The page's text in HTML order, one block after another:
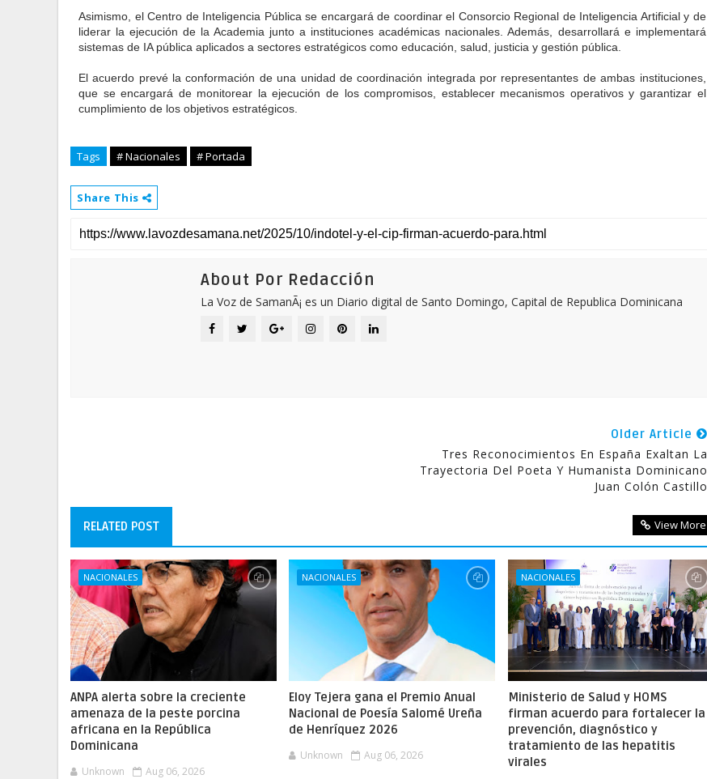
Asimismo, el Centro de Inteligencia Pública se encargará de coordinar el Consorcio Regional de Inteligencia Artificial y de
liderar la ejecución de la Academia junto a instituciones académicas nacionales. Además, desarrollará e implementará
sistemas de IA pública aplicados a sectores estratégicos como educación, salud, justicia y gestión pública.
El acuerdo prevé la conformación de una unidad de coordinación integrada por representantes de ambas instituciones,
que se encargará de monitorear la ejecución de los compromisos, establecer mecanismos operativos y garantizar el
cumplimiento de los objetivos estratégicos.
Tags # Nacionales # Portada
Share This
About Por Redacción
La Voz de SamanÃ¡ es un Diario digital de Santo Domingo, Capital de Republica Dominicana
Older Article
Tres Reconocimientos En España Exaltan La
Trayectoria Del Poeta Y Humanista Dominicano
Juan Colón Castillo
RELATED POST View More
NACIONALES
ANPA alerta sobre la creciente
amenaza de la peste porcina
africana en la República
Dominicana
Unknown Aug 06, 2026
NACIONALES
Eloy Tejera gana el Premio Anual
Nacional de Poesía Salomé Ureña
de Henríquez 2026
Unknown Aug 06, 2026
NACIONALES
Ministerio de Salud y HOMS
firman acuerdo para fortalecer la
prevención, diagnóstico y
tratamiento de las hepatitis
virales